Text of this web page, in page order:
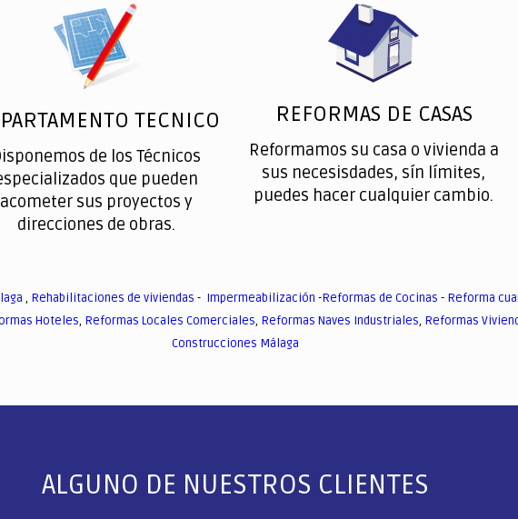
TECNICO
de los Técnicos
que pueden
acometer sus proyectos y
direcciones de obras.
REFORMAS DE CASAS
Reformamos su casa o vivienda a
sus necesisdades, sín límites,
puedes hacer cualquier cambio.
, Rehabilitaciones de viviendas - Impermeabilización -Reformas de Cocinas - Reforma
Hoteles, Reformas Locales Comerciales, Reformas Naves Industriales, Reformas
Construcciones Málaga
ALGUNO DE NUESTROS CLIENTES